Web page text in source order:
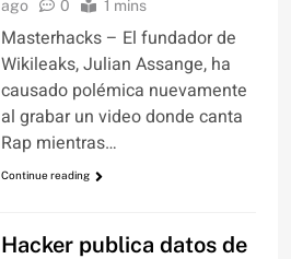
ago
0 1 mins
Masterhacks – El fundador de
Wikileaks, Julian Assange, ha
causado polémica nuevamente
al grabar un video donde canta
Rap mientras…
Continue reading
Hacker publica datos de